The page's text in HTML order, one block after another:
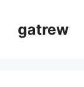
gatrew